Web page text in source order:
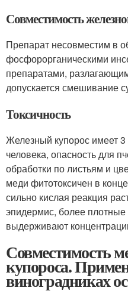
Совместимость
Препарат несовместим в
фосфорорганическими
препаратами,
допускается смешивание
Токсичность
Железный купорос имеет 3
человека, опасность для
обработки по листьям и
меди фитотоксичен в
сильно кислая реакция
эпидермис, более
выдерживают
Совместимость
купороса.
виноградниках